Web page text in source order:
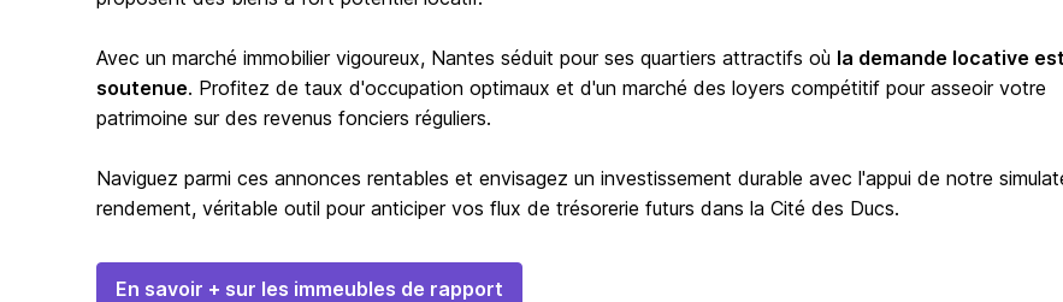
Avec un marché immobilier vigoureux, Nantes séduit pour ses quartiers attractifs où la demande locative est
soutenue. Profitez de taux d'occupation optimaux et d'un marché des loyers compétitif pour asseoir votre
patrimoine sur des revenus fonciers réguliers.
Naviguez parmi ces annonces rentables et envisagez un investissement durable avec l'appui de notre
rendement, véritable outil pour anticiper vos flux de trésorerie futurs dans la Cité des Ducs.
En savoir + sur les immeubles de rapport